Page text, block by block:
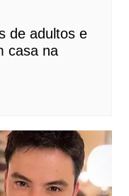
de adultos e
casa na